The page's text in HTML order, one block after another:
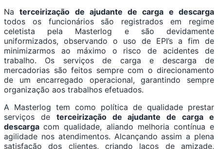
Naterceirização de ajudante de carga e descarga
todos os funcionários são registrados em regime
celetista pela Masterlog e são devidamente
uniformizados, observando o uso de EPI’s a fim de
minimizarmos ao máximo o risco de acidentes de
trabalho. Os serviços de carga e descarga de
mercadorias são feitos sempre com o direcionamento
de um encarregado operacional, garantindo sempre
organização aos trabalhos efetuados.
A Masterlog tem como política de qualidade prestar
serviços de terceirização de ajudante de carga e
descargacom qualidade, aliando melhoria contínua e
agilidade nos atendimentos. Alcançando assim a plena
satisfação dos clientes, criando laços de amizade,